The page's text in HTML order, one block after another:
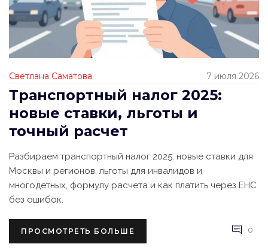
Светлана Саматова 7 июля 2026
Транспортный налог 2025:
новые ставки, льготы и
точный расчет
Разбираем транспортный налог 2025: новые ставки для
Москвы и регионов, льготы для инвалидов и
многодетных, формулу расчета и как платить через ЕНС
без ошибок.
ПРОСМОТРЕТЬ БОЛЬШЕ 0